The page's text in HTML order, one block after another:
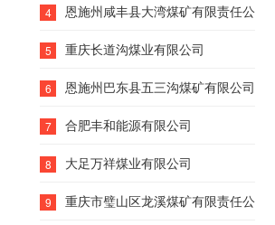
4 恩施州咸丰县大湾煤矿有限责任公司
5 重庆长道沟煤业有限公司
6 恩施州巴东县五三沟煤矿有限公司
7 合肥丰和能源有限公司
8 大足万祥煤业有限公司
9 重庆市璧山区龙溪煤矿有限责任公司